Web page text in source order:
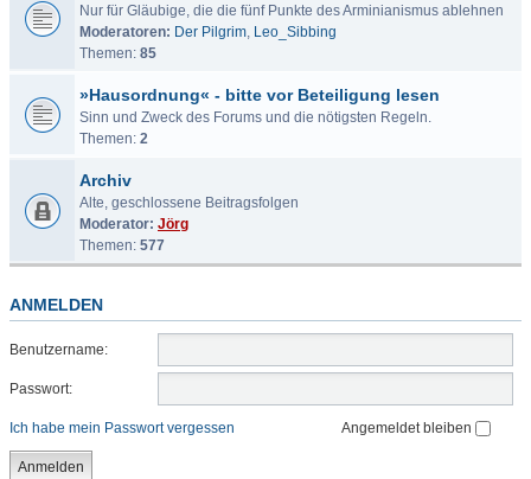
Nur für Gläubige, die die fünf Punkte des Arminianismus ablehnen
Moderatoren: Der Pilgrim, Leo_Sibbing
Themen: 85
»Hausordnung« - bitte vor Beteiligung lesen
Sinn und Zweck des Forums und die nötigsten Regeln.
Themen: 2
Archiv
Alte, geschlossene Beitragsfolgen
Moderator: Jörg
Themen: 577
ANMELDEN
Benutzername:
Passwort:
Ich habe mein Passwort vergessen Angemeldet bleiben